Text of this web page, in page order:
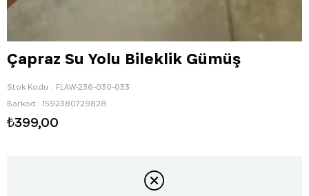
Çapraz Su Yolu Bileklik Gümüş
Stok Kodu
FLAW-236-030-033
Barkod : 1592380729828
₺399,00